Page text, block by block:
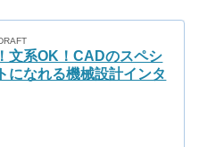
文系OK！CADのスペシ
になれる機械設計インタ